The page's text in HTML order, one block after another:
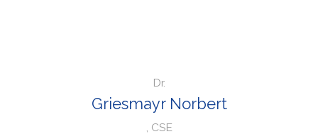
Dr.
Griesmayr Norbert
, CSE